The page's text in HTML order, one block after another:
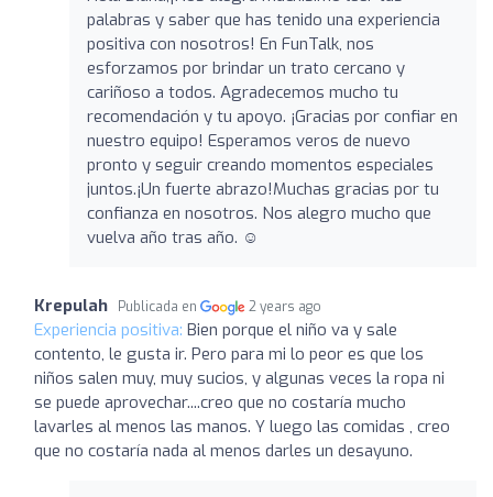
palabras y saber que has tenido una experiencia
positiva con nosotros! En FunTalk, nos
esforzamos por brindar un trato cercano y
cariñoso a todos. Agradecemos mucho tu
recomendación y tu apoyo. ¡Gracias por confiar en
nuestro equipo! Esperamos veros de nuevo
pronto y seguir creando momentos especiales
juntos.¡Un fuerte abrazo!Muchas gracias por tu
confianza en nosotros. Nos alegro mucho que
vuelva año tras año. ☺️
Krepulah Publicada en 2 years ago
Experiencia positiva: Bien porque el niño va y sale
contento, le gusta ir. Pero para mi lo peor es que los
niños salen muy, muy sucios, y algunas veces la ropa ni
se puede aprovechar....creo que no costaría mucho
lavarles al menos las manos. Y luego las comidas , creo
que no costaría nada al menos darles un desayuno.